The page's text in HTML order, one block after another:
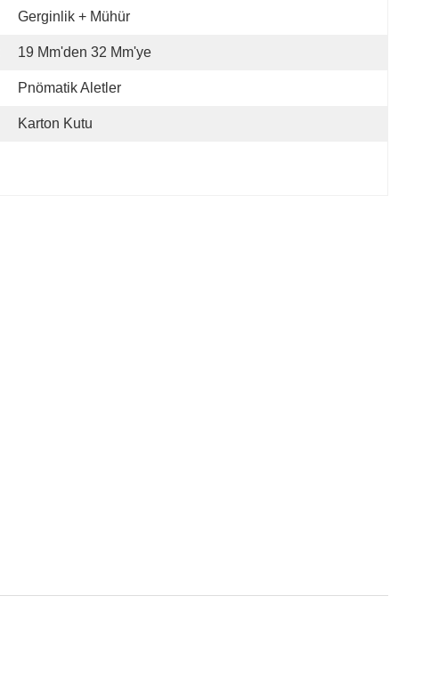
Gerginlik + Mühür
19 Mm'den 32 Mm'ye
Pnömatik Aletler
Karton Kutu